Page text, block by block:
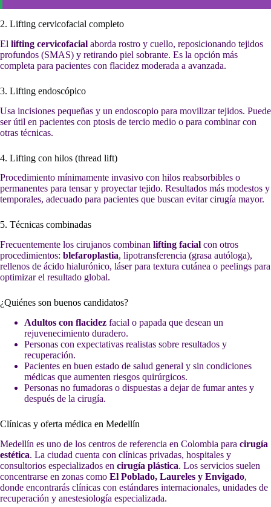
2. Lifting cervicofacial completo
El lifting cervicofacial aborda rostro y cuello, reposicionando tejidos
profundos (SMAS) y retirando piel sobrante. Es la opción más
completa para pacientes con flacidez moderada a avanzada.
3. Lifting endoscópico
Usa incisiones pequeñas y un endoscopio para movilizar tejidos. Puede
ser útil en pacientes con ptosis de tercio medio o para combinar con
otras técnicas.
4. Lifting con hilos (thread lift)
Procedimiento mínimamente invasivo con hilos reabsorbibles o
permanentes para tensar y proyectar tejido. Resultados más modestos y
temporales, adecuado para pacientes que buscan evitar cirugía mayor.
5. Técnicas combinadas
Frecuentemente los cirujanos combinan lifting facial con otros
procedimientos: blefaroplastia, lipotransferencia (grasa autóloga),
rellenos de ácido hialurónico, láser para textura cutánea o peelings para
optimizar el resultado global.
¿Quiénes son buenos candidatos?
Adultos con flacidez facial o papada que desean un
rejuvenecimiento duradero.
Personas con expectativas realistas sobre resultados y
recuperación.
Pacientes en buen estado de salud general y sin condiciones
médicas que aumenten riesgos quirúrgicos.
Personas no fumadoras o dispuestas a dejar de fumar antes y
después de la cirugía.
Clínicas y oferta médica en Medellín
Medellín es uno de los centros de referencia en Colombia para cirugía
estética. La ciudad cuenta con clínicas privadas, hospitales y
consultorios especializados en cirugía plástica. Los servicios suelen
concentrarse en zonas como El Poblado, Laureles y Envigado,
donde encontrarás clínicas con estándares internacionales, unidades de
recuperación y anestesiología especializada.